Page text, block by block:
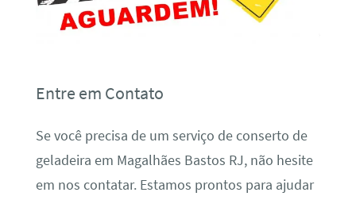
Entre em Contato
Se você precisa de um serviço de conserto de
geladeira em Magalhães Bastos RJ, não hesite
em nos contatar. Estamos prontos para ajudar